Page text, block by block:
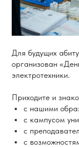
Для будущих
организован
электротехники.
Приходите и
с нашими
с кампусом
с
с